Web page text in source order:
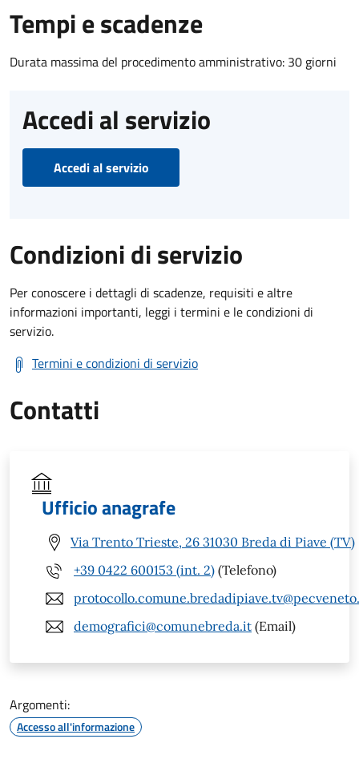
Tempi e scadenze
Durata massima del procedimento amministrativo: 30 giorni
Accedi al servizio
Accedi al servizio
Condizioni di servizio
Per conoscere i dettagli di scadenze, requisiti e altre
informazioni importanti, leggi i termini e le condizioni di
servizio.
Termini e condizioni di servizio
Contatti
Ufficio anagrafe
Via Trento Trieste, 26 31030 Breda di Piave (TV)
+39 0422 600153 (int. 2) (Telefono)
demografici@comunebreda.it (Email)
Argomenti:
Accesso all'informazione